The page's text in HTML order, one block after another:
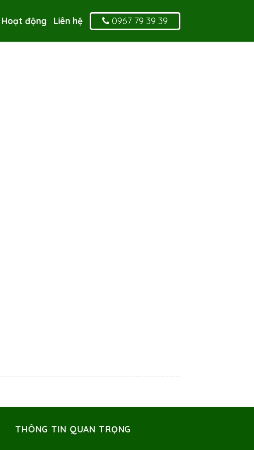
Hoạt động Liên hệ 0967 79 39 39
THÔNG TIN QUAN TRỌNG